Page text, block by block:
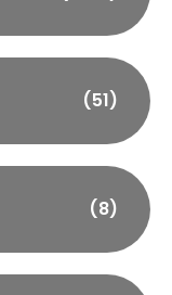
(51)
(8)